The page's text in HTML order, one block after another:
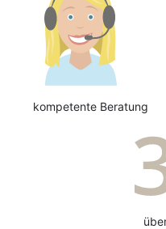
kompetente Beratung